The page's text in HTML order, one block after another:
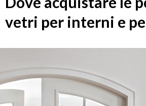
vetri per interni e